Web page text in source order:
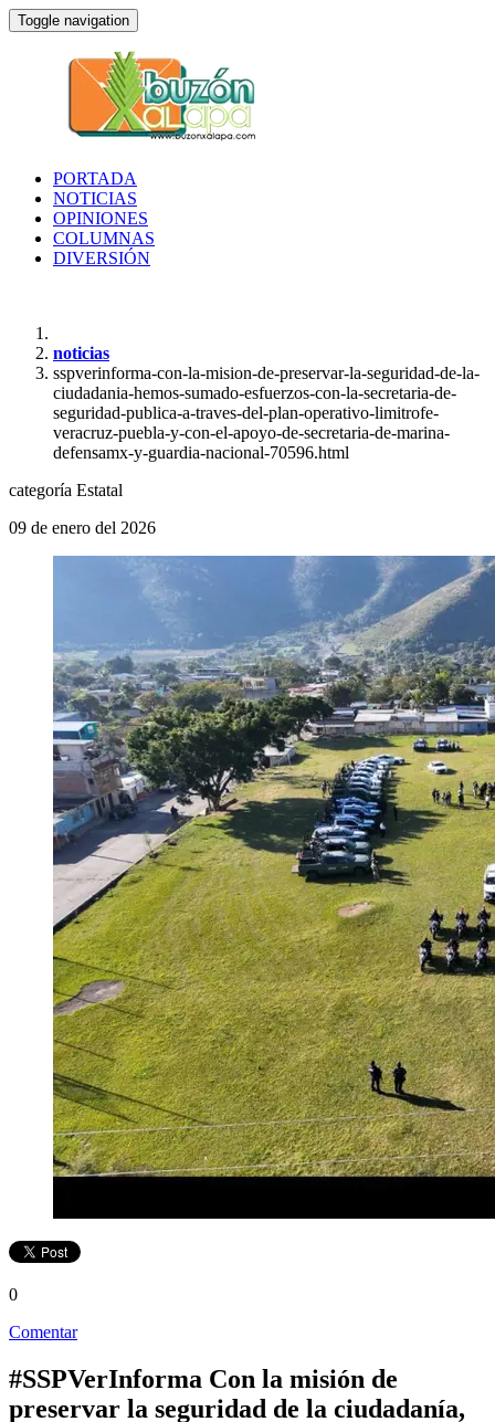
Toggle navigation
PORTADA
NOTICIAS
OPINIONES
COLUMNAS
DIVERSIÓN
noticias
sspverinforma-con-la-mision-de-preservar-la-seguridad-de-la-
ciudadania-hemos-sumado-esfuerzos-con-la-secretaria-de-
seguridad-publica-a-traves-del-plan-operativo-limitrofe-
veracruz-puebla-y-con-el-apoyo-de-secretaria-de-marina-
defensamx-y-guardia-nacional-70596.html
categoría Estatal
09 de enero del 2026
0
Comentar
#SSPVerInforma Con la misión de
preservar la seguridad de la ciudadanía,